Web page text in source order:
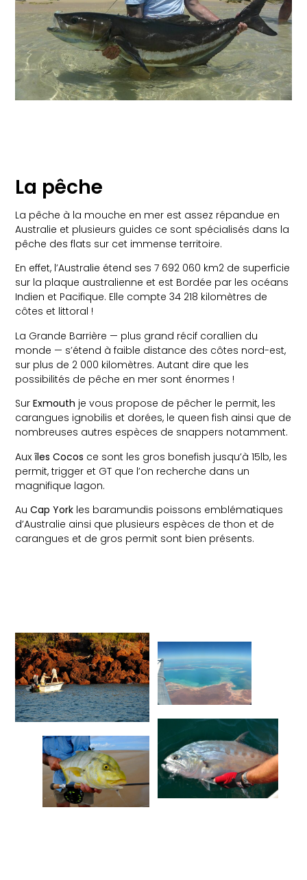
La pêche
La pêche à la mouche en mer est assez répandue en
Australie et plusieurs guides ce sont spécialisés dans la
pêche des flats sur cet immense territoire.
En effet, l’Australie étend ses 7 692 060 km2 de superficie
sur la plaque australienne et est Bordée par les océans
Indien et Pacifique. Elle compte 34 218 kilomètres de
côtes et littoral !
La Grande Barrière — plus grand récif corallien du
monde — s’étend à faible distance des côtes nord-est,
sur plus de 2 000 kilomètres. Autant dire que les
possibilités de pêche en mer sont énormes !
Sur Exmouth je vous propose de pêcher le permit, les
carangues ignobilis et dorées, le queen fish ainsi que de
nombreuses autres espèces de snappers notamment.
Auxîles Cocos ce sont les gros bonefish jusqu’à 15lb, les
permit, trigger et GT que l’on recherche dans un
magnifique lagon.
AuCap York les baramundis poissons emblématiques
d’Australie ainsi que plusieurs espèces de thon et de
carangues et de gros permit sont bien présents.